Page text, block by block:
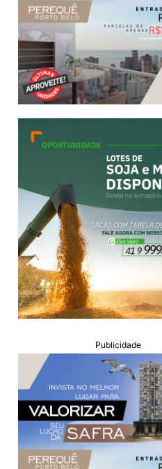
Publicidade